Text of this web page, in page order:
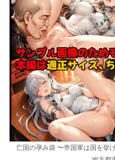
亡国の孕み袋 〜帝国軍は国を挙